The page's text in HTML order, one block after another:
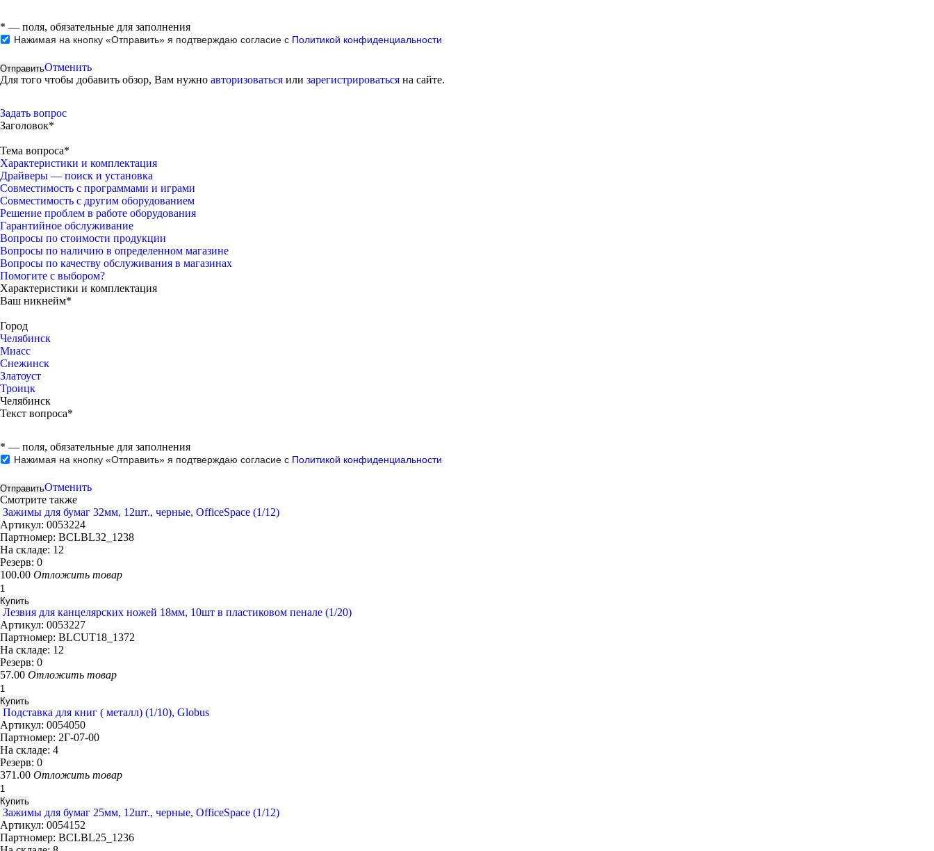
* — поля, обязательные для заполнения
Нажимая на кнопку «Отправить» я подтверждаю согласие с Политикой конфиденциальности
Отменить
Для того чтобы добавить обзор, Вам нужно авторизоваться или зарегистрироваться на сайте.
Задать вопрос
Заголовок*
Тема вопроса*
Характеристики и комплектация
Драйверы — поиск и установка
Совместимость с программами и играми
Совместимость с другим оборудованием
Решение проблем в работе оборудования
Гарантийное обслуживание
Вопросы по стоимости продукции
Вопросы по наличию в определенном магазине
Вопросы по качеству обслуживания в магазинах
Помогите с выбором?
Характеристики и комплектация
Ваш никнейм*
Город
Челябинск
Миасс
Снежинск
Златоуст
Троицк
Челябинск
Текст вопроса*
* — поля, обязательные для заполнения
Нажимая на кнопку «Отправить» я подтверждаю согласие с Политикой конфиденциальности
Отменить
Смотрите также
Зажимы для бумаг 32мм, 12шт., черные, OfficeSpace (1/12)
Артикул: 0053224
Партномер: BCLBL32_1238
На складе: 12
Резерв: 0
100.00 Отложить товар
Лезвия для канцелярских ножей 18мм, 10шт в пластиковом пенале (1/20)
Артикул: 0053227
Партномер: BLCUT18_1372
На складе: 12
Резерв: 0
57.00 Отложить товар
Подставка для книг ( металл) (1/10), Globus
Артикул: 0054050
Партномер: 2Г-07-00
На складе: 4
Резерв: 0
371.00 Отложить товар
Зажимы для бумаг 25мм, 12шт., черные, OfficeSpace (1/12)
Артикул: 0054152
Партномер: BCLBL25_1236